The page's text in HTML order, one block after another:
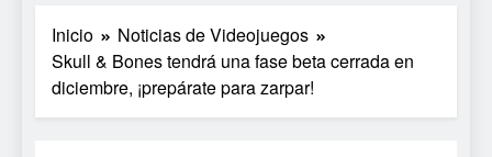
Inicio
Noticias de Videojuegos
Skull & Bones tendrá una fase beta cerrada en
diciembre, ¡prepárate para zarpar!